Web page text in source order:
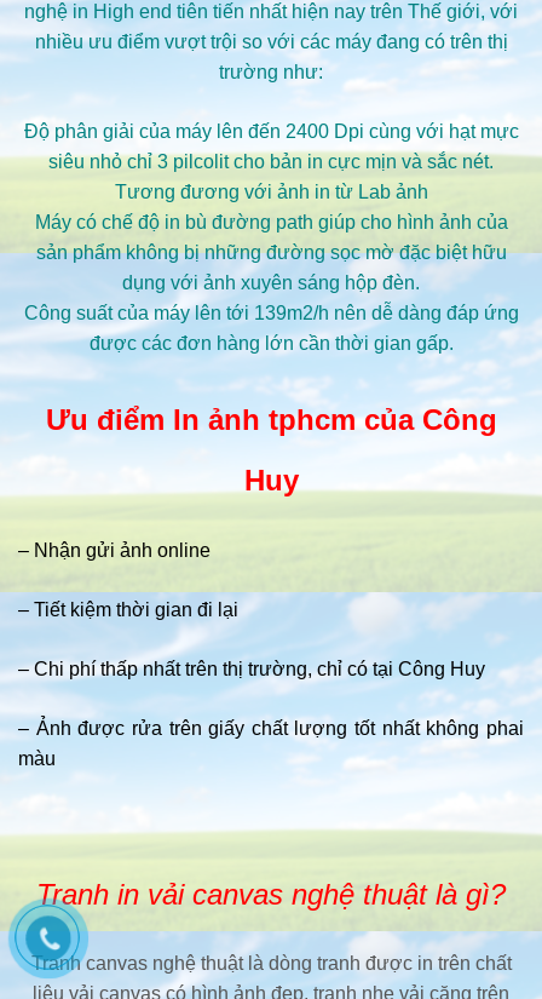
nghệ in High end tiên tiến nhất hiện nay trên Thế giới, với
nhiều ưu điểm vượt trội so với các máy đang có trên thị
trường như:
Độ phân giải của máy lên đến 2400 Dpi cùng với hạt mực
siêu nhỏ chỉ 3 pilcolit cho bản in cực mịn và sắc nét.
Tương đương với ảnh in từ Lab ảnh
Máy có chế độ in bù đường path giúp cho hình ảnh của
sản phẩm không bị những đường sọc mờ đặc biệt hữu
dụng với ảnh xuyên sáng hộp đèn.
Công suất của máy lên tới 139m2/h nên dễ dàng đáp ứng
được các đơn hàng lớn cần thời gian gấp.
Ưu điểm In ảnh tphcm của Công
Huy
– Nhận gửi ảnh online
– Tiết kiệm thời gian đi lại
– Chi phí thấp nhất trên thị trường, chỉ có tại Công Huy
– Ảnh được rửa trên giấy chất lượng tốt nhất không phai
màu
Tranh in vải canvas nghệ thuật là gì?
Tranh canvas nghệ thuật là dòng tranh được in trên chất
liệu vải canvas có hình ảnh đẹp, tranh nhẹ vải căng trên